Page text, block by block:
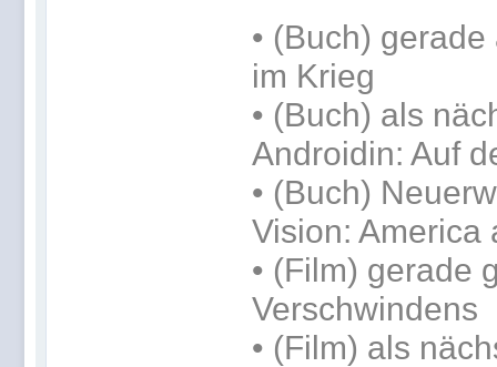
• (Buch) gerade
im Krieg
• (Buch) als
Androidin: Auf
• (Buch)
Vision: America
• (Film) gerade
Verschwindens
• (Film) als